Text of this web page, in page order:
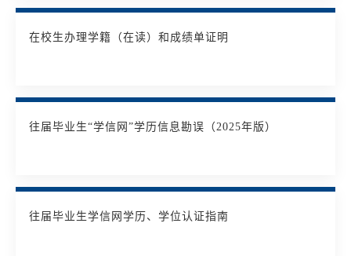
在校生办理学籍（在读）和成绩单证明
往届毕业生“学信网”学历信息勘误（2025年版）
往届毕业生学信网学历、学位认证指南